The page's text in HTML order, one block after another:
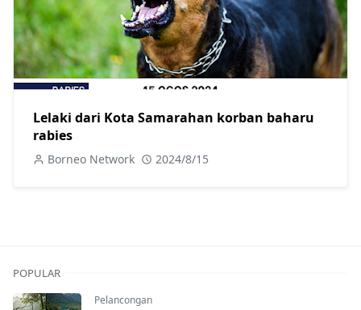
Lelaki dari Kota Samarahan korban baharu
rabies
Borneo Network 2024/8/15
POPULAR
Pelancongan